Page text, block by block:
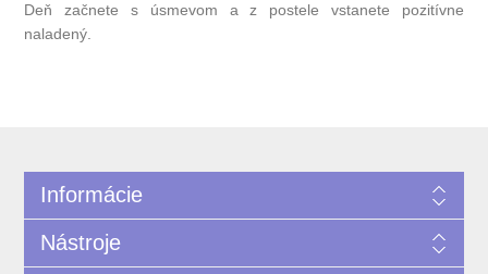
Deň začnete s úsmevom a z postele vstanete pozitívne
naladený.
Informácie
Nástroje